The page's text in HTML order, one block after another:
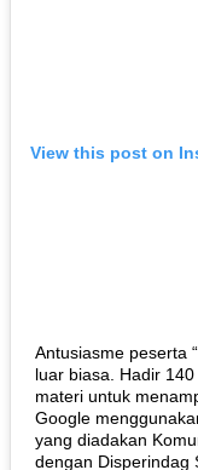
View this post on
Antusiasme peserta
luar biasa. Hadir
materi untuk
Google
yang diadakan
dengan Disperindag